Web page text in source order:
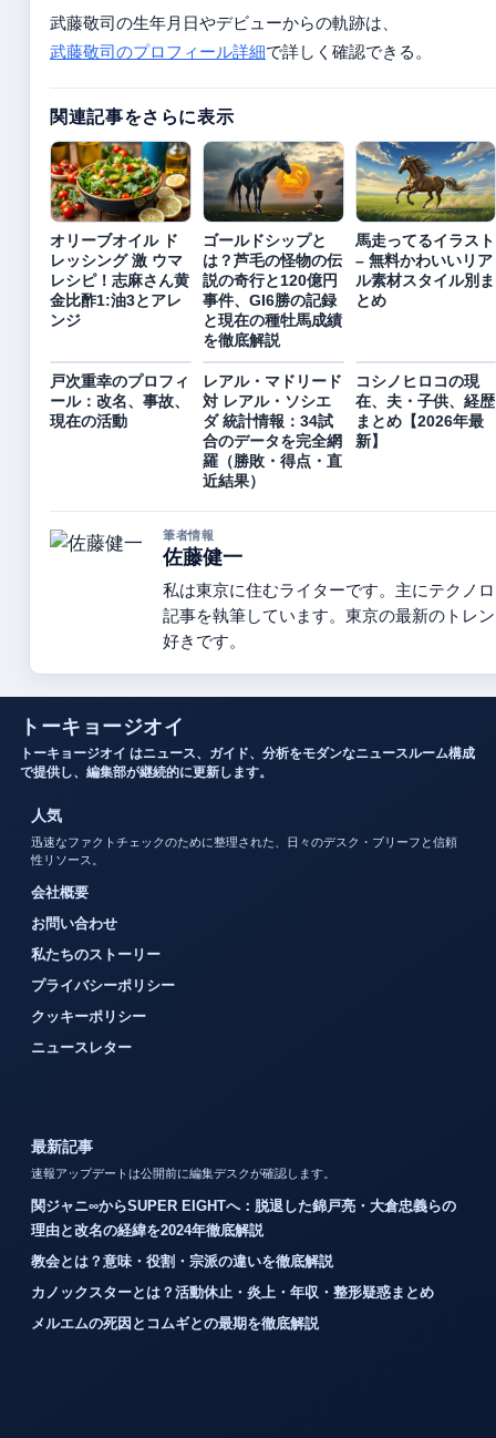
武藤敬司の生年月日やデビューからの軌跡は、
武藤敬司のプロフィール詳細で詳しく確認できる。
関連記事をさらに表示
オリーブオイル ド
レッシング 激 ウマ
レシピ！志麻さん黄
金比酢1:油3とアレ
ンジ
ゴールドシップと
は？芦毛の怪物の伝
説の奇行と120億円
事件、GI6勝の記録
と現在の種牡馬成績
を徹底解説
馬走ってるイラスト
– 無料かわいいリア
ル素材スタイル別ま
とめ
戸次重幸のプロフィ
ール：改名、事故、
現在の活動
レアル・マドリード
対 レアル・ソシエ
ダ 統計情報：34試
合のデータを完全網
羅（勝敗・得点・直
近結果）
コシノヒロコの現
在、夫・子供、経歴
まとめ【2026年最
新】
筆者情報
佐藤健一
私は東京に住むライターです。主にテクノ
記事を執筆しています。東京の最新のトレ
好きです。
トーキョージオイ
トーキョージオイ はニュース、ガイド、分析をモダンなニュースルーム構成
で提供し、編集部が継続的に更新します。
人気
迅速なファクトチェックのために整理された、日々のデスク・ブリーフと信頼
性リソース。
会社概要
お問い合わせ
私たちのストーリー
プライバシーポリシー
クッキーポリシー
ニュースレター
最新記事
速報アップデートは公開前に編集デスクが確認します。
関ジャニ∞からSUPER EIGHTへ：脱退した錦戸亮・大倉忠義らの
理由と改名の経緯を2024年徹底解説
教会とは？意味・役割・宗派の違いを徹底解説
カノックスターとは？活動休止・炎上・年収・整形疑惑まとめ
メルエムの死因とコムギとの最期を徹底解説